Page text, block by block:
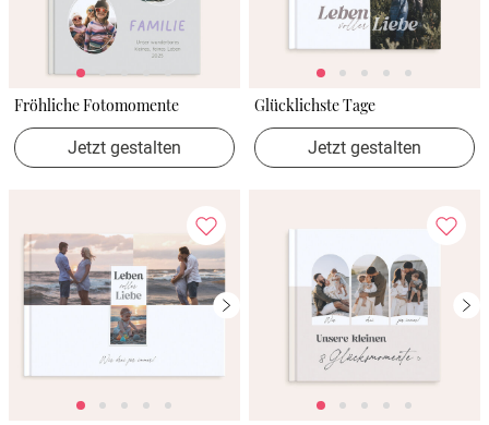
Fröhliche Fotomomente
Jetzt gestalten
Glücklichste Tage
Jetzt gestalten